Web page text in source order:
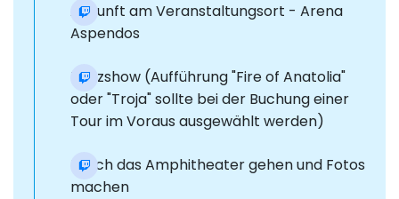
Ankunft am Veranstaltungsort - Arena
Aspendos
Tanzshow (Aufführung "Fire of Anatolia"
oder "Troja" sollte bei der Buchung einer
Tour im Voraus ausgewählt werden)
Durch das Amphitheater gehen und Fotos
machen